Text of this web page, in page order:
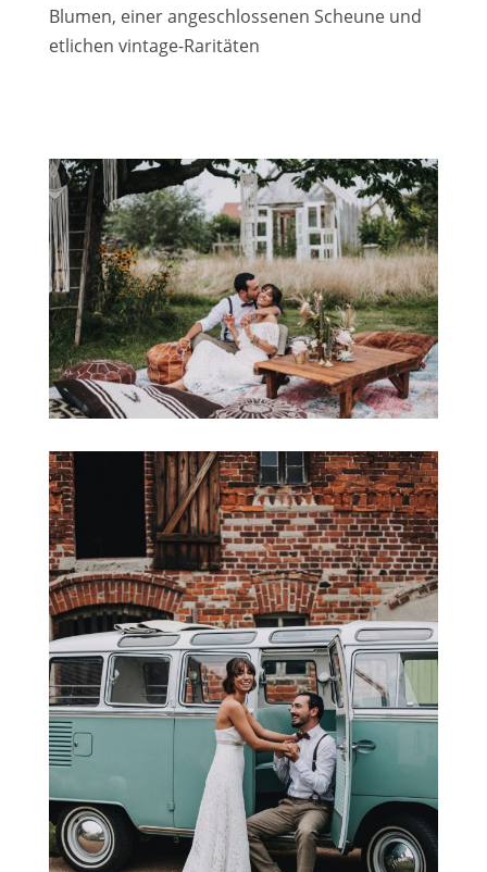
Blumen, einer angeschlossenen Scheune und
etlichen vintage-Raritäten